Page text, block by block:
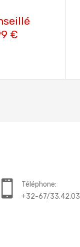
€
Téléphone:
+32-67/33.42.03